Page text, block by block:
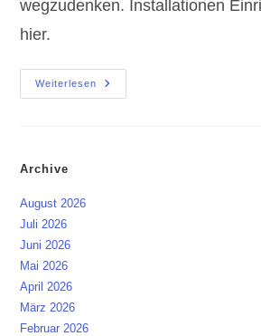
wegzudenken. Installationen
hier.
Weiterlesen
Pi-
Hole
Archive
August 2026
Juli 2026
Juni 2026
Mai 2026
April 2026
März 2026
Februar 2026